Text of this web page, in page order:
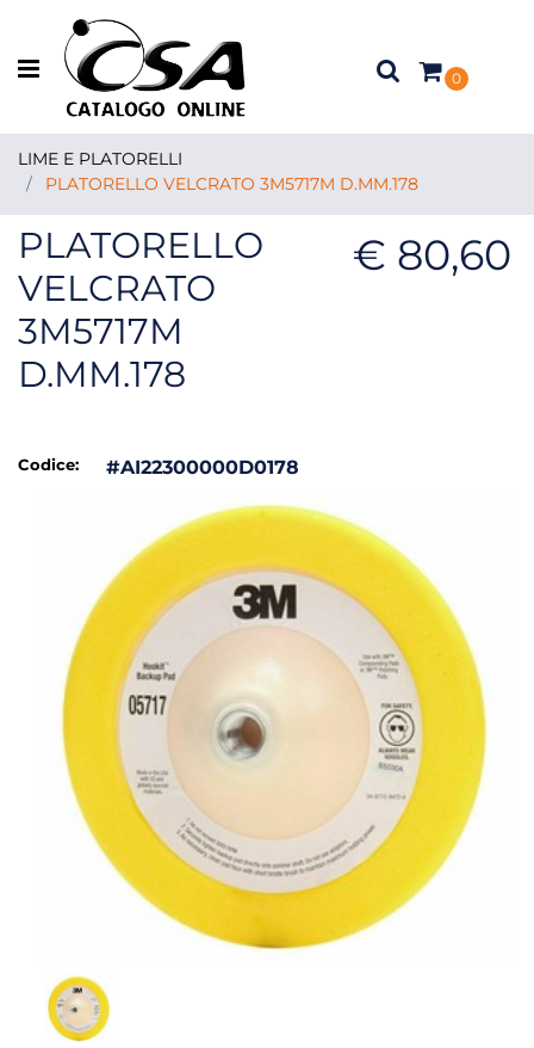
Open menu
0
LIME E PLATORELLI
PLATORELLO VELCRATO 3M5717M D.MM.178
PLATORELLO
VELCRATO
3M5717M
D.MM.178
€ 80,60
Codice: #AI22300000D0178